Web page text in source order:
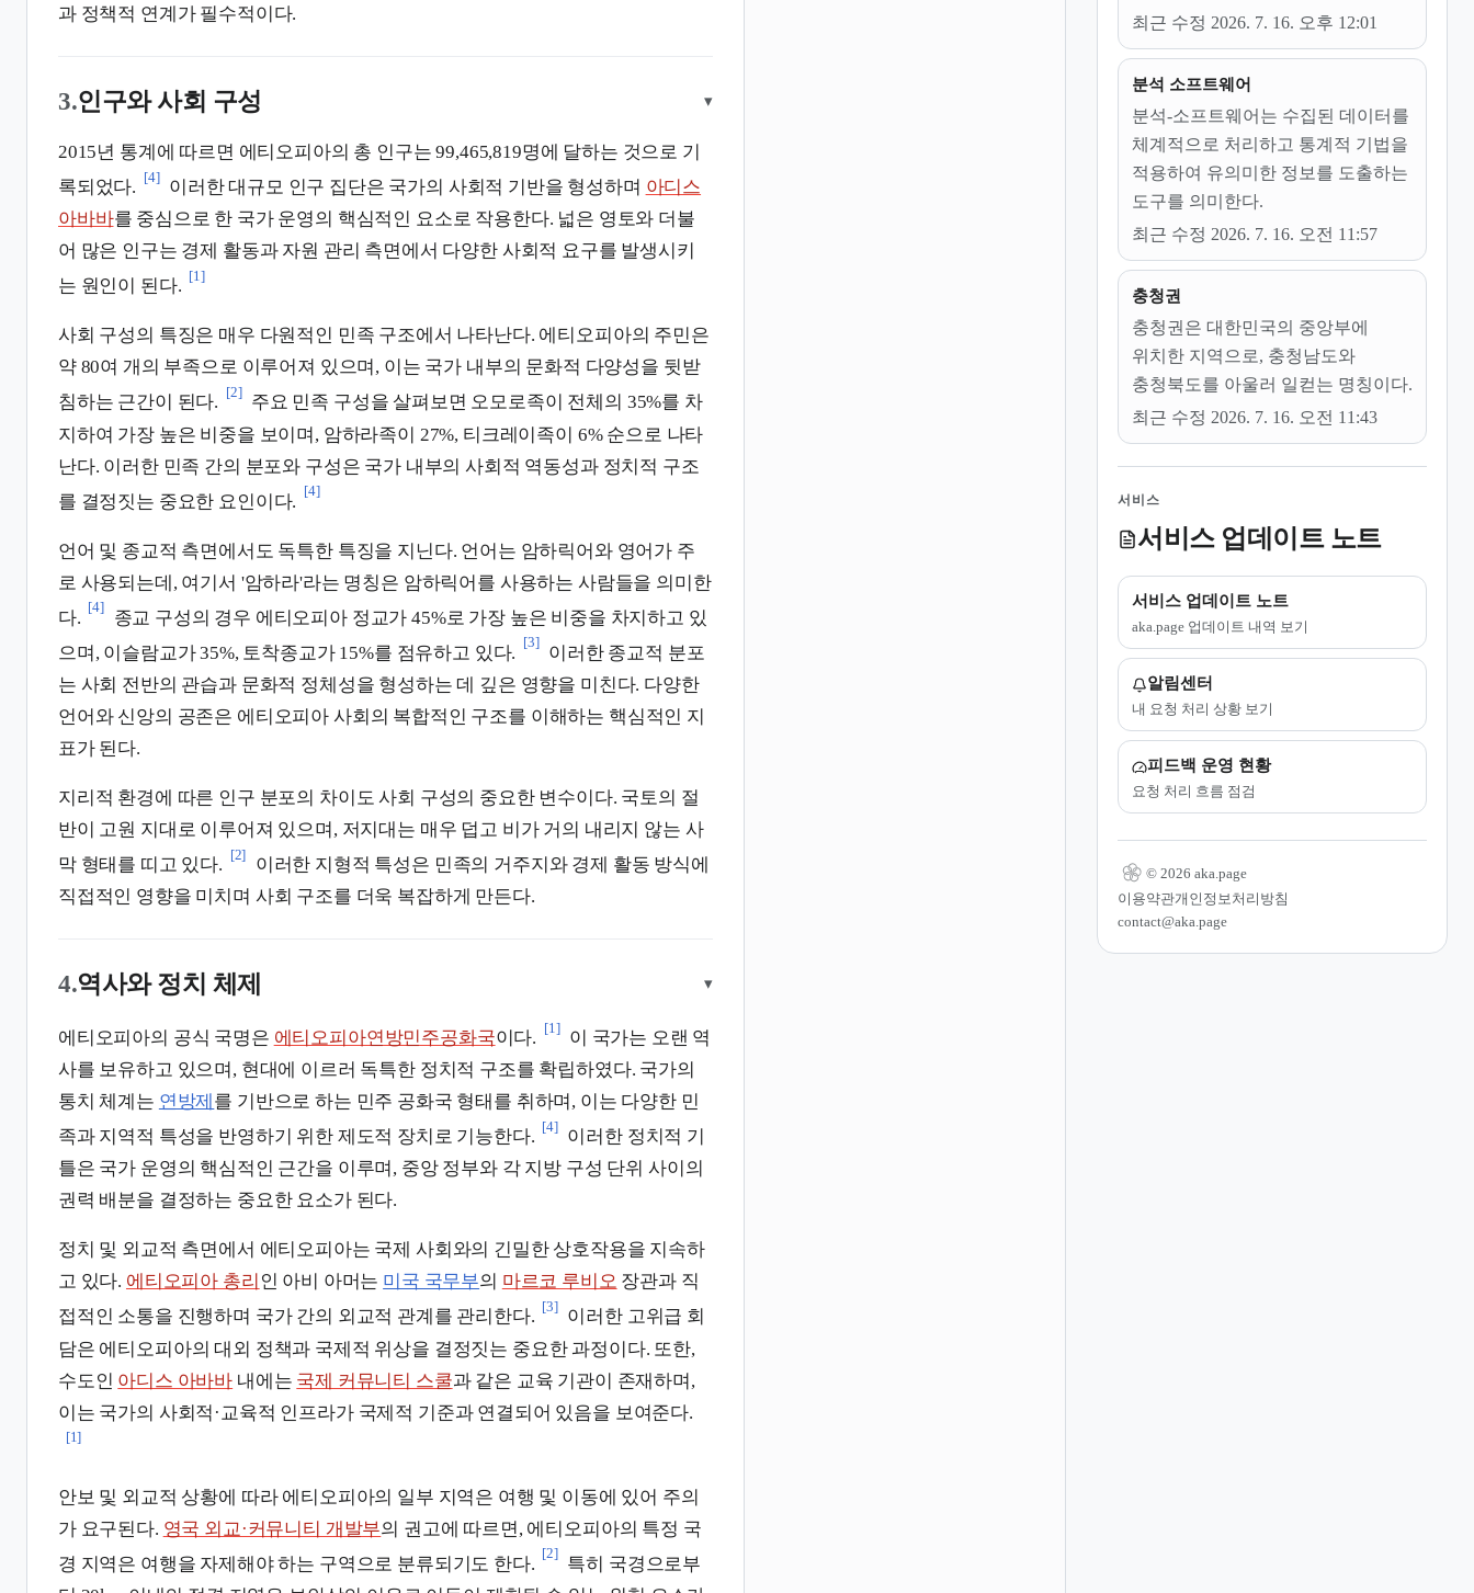
과 정책적 연계가 필수적이다.
3.인구와 사회 구성 ▾
2015년 통계에 따르면 에티오피아의 총 인구는 99,465,819명에 달하는 것으로 기
록되었다.
[4]
이러한 대규모 인구 집단은 국가의 사회적 기반을 형성하며 아디스
아바바를 중심으로 한 국가 운영의 핵심적인 요소로 작용한다. 넓은 영토와 더불
어 많은 인구는 경제 활동과 자원 관리 측면에서 다양한 사회적 요구를 발생시키
는 원인이 된다.
[1]
사회 구성의 특징은 매우 다원적인 민족 구조에서 나타난다. 에티오피아의 주민은
약 80여 개의 부족으로 이루어져 있으며, 이는 국가 내부의 문화적 다양성을 뒷받
침하는 근간이 된다.
[2]
주요 민족 구성을 살펴보면 오모로족이 전체의 35%를 차
지하여 가장 높은 비중을 보이며, 암하라족이 27%, 티크레이족이 6% 순으로 나타
난다. 이러한 민족 간의 분포와 구성은 국가 내부의 사회적 역동성과 정치적 구조
를 결정짓는 중요한 요인이다.
[4]
언어 및 종교적 측면에서도 독특한 특징을 지닌다. 언어는 암하릭어와 영어가 주
로 사용되는데, 여기서 '암하라'라는 명칭은 암하릭어를 사용하는 사람들을 의미한
다.
[4]
종교 구성의 경우 에티오피아 정교가 45%로 가장 높은 비중을 차지하고 있
으며, 이슬람교가 35%, 토착종교가 15%를 점유하고 있다.
[3]
이러한 종교적 분포
는 사회 전반의 관습과 문화적 정체성을 형성하는 데 깊은 영향을 미친다. 다양한
언어와 신앙의 공존은 에티오피아 사회의 복합적인 구조를 이해하는 핵심적인 지
표가 된다.
지리적 환경에 따른 인구 분포의 차이도 사회 구성의 중요한 변수이다. 국토의 절
반이 고원 지대로 이루어져 있으며, 저지대는 매우 덥고 비가 거의 내리지 않는 사
막 형태를 띠고 있다.
[2]
이러한 지형적 특성은 민족의 거주지와 경제 활동 방식에
직접적인 영향을 미치며 사회 구조를 더욱 복잡하게 만든다.
4.역사와 정치 체제 ▾
에티오피아의 공식 국명은 에티오피아연방민주공화국이다.
[1]
이 국가는 오랜 역
사를 보유하고 있으며, 현대에 이르러 독특한 정치적 구조를 확립하였다. 국가의
통치 체계는 연방제 를 기반으로 하는 민주 공화국 형태를 취하며, 이는 다양한 민
족과 지역적 특성을 반영하기 위한 제도적 장치로 기능한다.
[4]
이러한 정치적 기
틀은 국가 운영의 핵심적인 근간을 이루며, 중앙 정부와 각 지방 구성 단위 사이의
권력 배분을 결정하는 중요한 요소가 된다.
정치 및 외교적 측면에서 에티오피아는 국제 사회와의 긴밀한 상호작용을 지속하
고 있다. 에티오피아 총리 인 아비 아머는 미국 국무부의 마르코 루비오 장관과 직
접적인 소통을 진행하며 국가 간의 외교적 관계를 관리한다.
[3]
이러한 고위급 회
담은 에티오피아의 대외 정책과 국제적 위상을 결정짓는 중요한 과정이다. 또한,
수도인 아디스 아바바 내에는 국제 커뮤니티 스쿨과 같은 교육 기관이 존재하며,
이는 국가의 사회적·교육적 인프라가 국제적 기준과 연결되어 있음을 보여준다.
[1]
안보 및 외교적 상황에 따라 에티오피아의 일부 지역은 여행 및 이동에 있어 주의
가 요구된다. 영국 외교·커뮤니티 개발부의 권고에 따르면, 에티오피아의 특정 국
경 지역은 여행을 자제해야 하는 구역으로 분류되기도 한다.
[2]
특히 국경으로부
최근 수정 2026. 7. 16. 오후 12:01
분석 소프트웨어
분석-소프트웨어는 수집된 데이터를
체계적으로 처리하고 통계적 기법을
적용하여 유의미한 정보를 도출하는
도구를 의미한다.
최근 수정 2026. 7. 16. 오전 11:57
충청권
충청권은 대한민국의 중앙부에
위치한 지역으로, 충청남도와
충청북도를 아울러 일컫는 명칭이다.
최근 수정 2026. 7. 16. 오전 11:43
서비스
서비스 업데이트 노트
서비스 업데이트 노트
aka.page 업데이트 내역 보기
알림센터
내 요청 처리 상황 보기
피드백 운영 현황
요청 처리 흐름 점검
© 2026 aka.page
이용약관개인정보처리방침
contact@aka.page